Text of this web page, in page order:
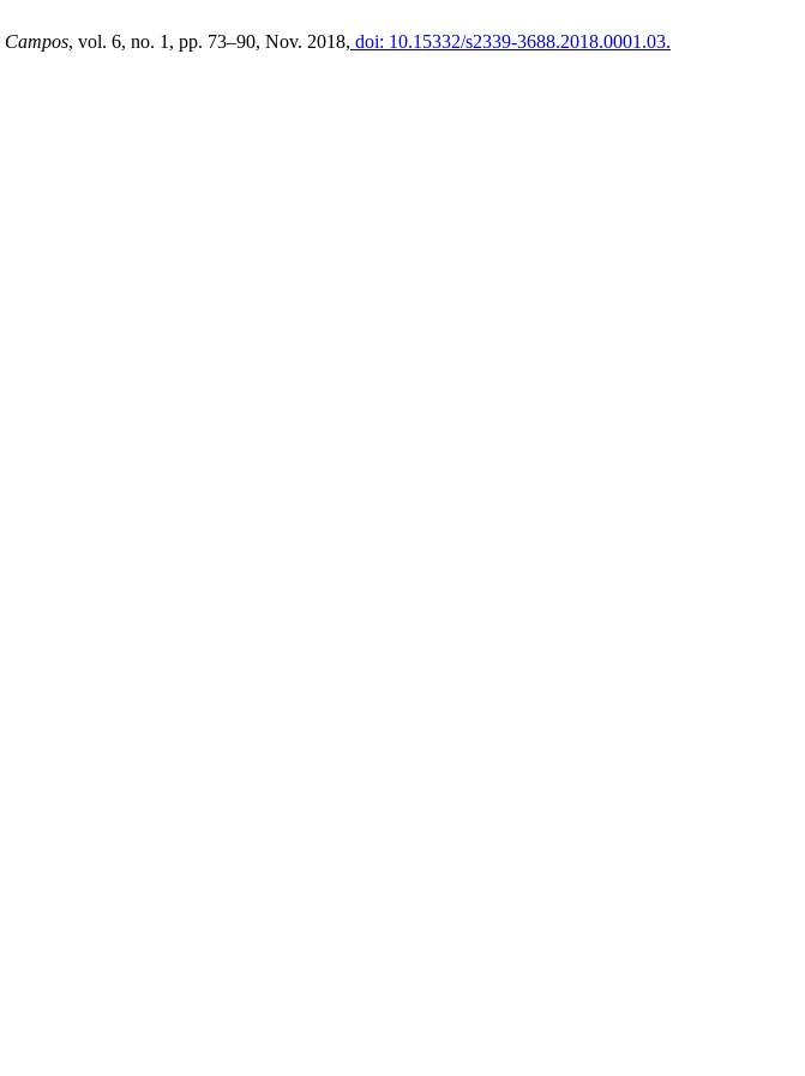
Campos, vol. 6, no. 1, pp. 73–90, Nov. 2018, doi: 10.15332/s2339-3688.2018.0001.03.